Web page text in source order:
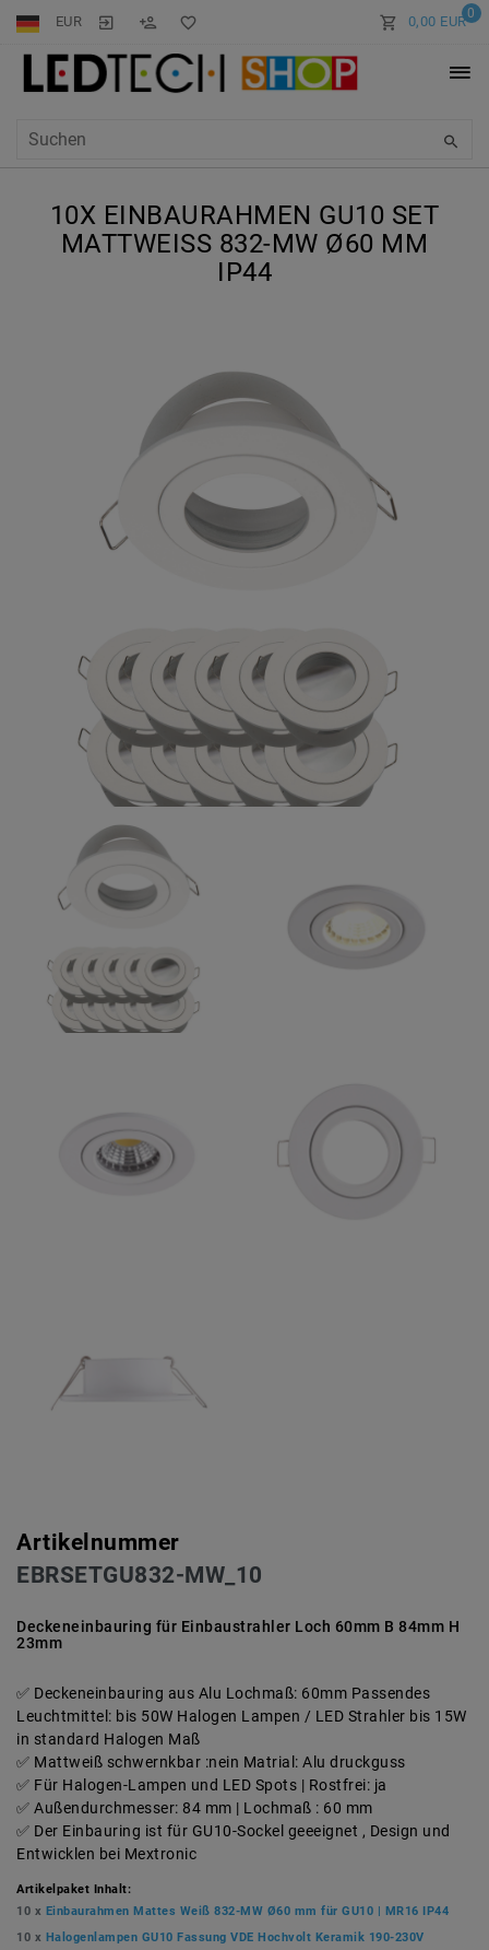
EUR 0
0,00 EUR
10X EINBAURAHMEN GU10 SET
MATTWEISS 832-MW Ø60 MM I
P44
Artikelnummer
EBRSETGU832-MW_10
Deckeneinbauring für Einbaustrahler Loch 60mm B 84mm H
23mm
Deckeneinbauring aus Alu Lochmaß: 60mm Passendes
Leuchtmittel: bis 50W Halogen Lampen / LED Strahler bis 15W
in standard Halogen Maß
Mattweiß schwernkbar :nein Matrial: Alu druckguss
Für Halogen-Lampen und LED Spots | Rostfrei: ja
Außendurchmesser: 84 mm | Lochmaß : 60 mm
Der Einbauring ist für GU10-Sockel geeeignet , Design und
Entwicklen bei Mextronic
Artikelpaket Inhalt:
10 x Einbaurahmen Mattes Weiß 832-MW Ø60 mm für GU10 | MR16 IP44
10 x Halogenlampen GU10 Fassung VDE Hochvolt Keramik 190-230V